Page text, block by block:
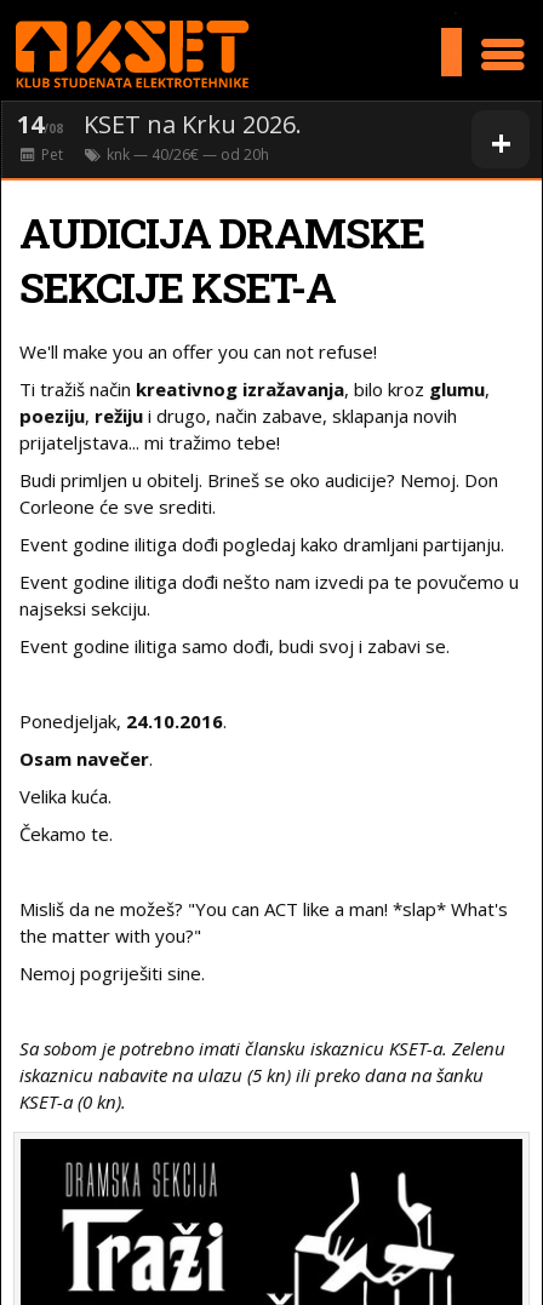
+
14/08 KSET na Krku 2026.
Pet knk— 40/26€ — od 20h
AUDICIJA DRAMSKE
SEKCIJE KSET-A
We'll make you an offer you can not refuse!
Ti tražiš način kreativnog izražavanja, bilo kroz glumu,
poeziju, režiju i drugo, način zabave, sklapanja novih
prijateljstava... mi tražimo tebe!
Budi primljen u obitelj. Brineš se oko audicije? Nemoj. Don
Corleone će sve srediti.
Event godine ilitiga dođi pogledaj kako dramljani partijanju.
Event godine ilitiga dođi nešto nam izvedi pa te povučemo u
najseksi sekciju.
Event godine ilitiga samo dođi, budi svoj i zabavi se.
Ponedjeljak, 24.10.2016.
Osam navečer.
Velika kuća.
Čekamo te.
Misliš da ne možeš? "You can ACT like a man! *slap* What's
the matter with you?"
Nemoj pogriješiti sine.
Sa sobom je potrebno imati člansku iskaznicu KSET-a. Zelenu
iskaznicu nabavite na ulazu (5 kn) ili preko dana na šanku
KSET-a (0 kn).